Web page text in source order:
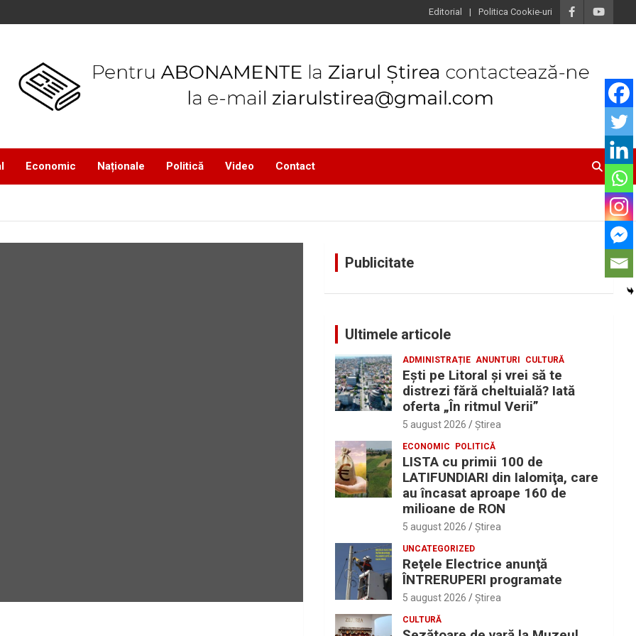
Editorial Politica Cookie-uri
Economic Naționale Politică Video Contact
Publicitate
Ultimele articole
ADMINISTRAȚIE ANUNTURI CULTURĂ
Eşti pe Litoral şi vrei să te
distrezi fără cheltuială? Iată
oferta „În ritmul Verii”
5 august 2026 Ştirea
ECONOMIC POLITICĂ
LISTA cu primii 100 de
LATIFUNDIARI din Ialomiţa, care
au încasat aproape 160 de
milioane de RON
5 august 2026 Ştirea
UNCATEGORIZED
Reţele Electrice anunţă
ÎNTRERUPERI programate
5 august 2026 Ştirea
CULTURĂ